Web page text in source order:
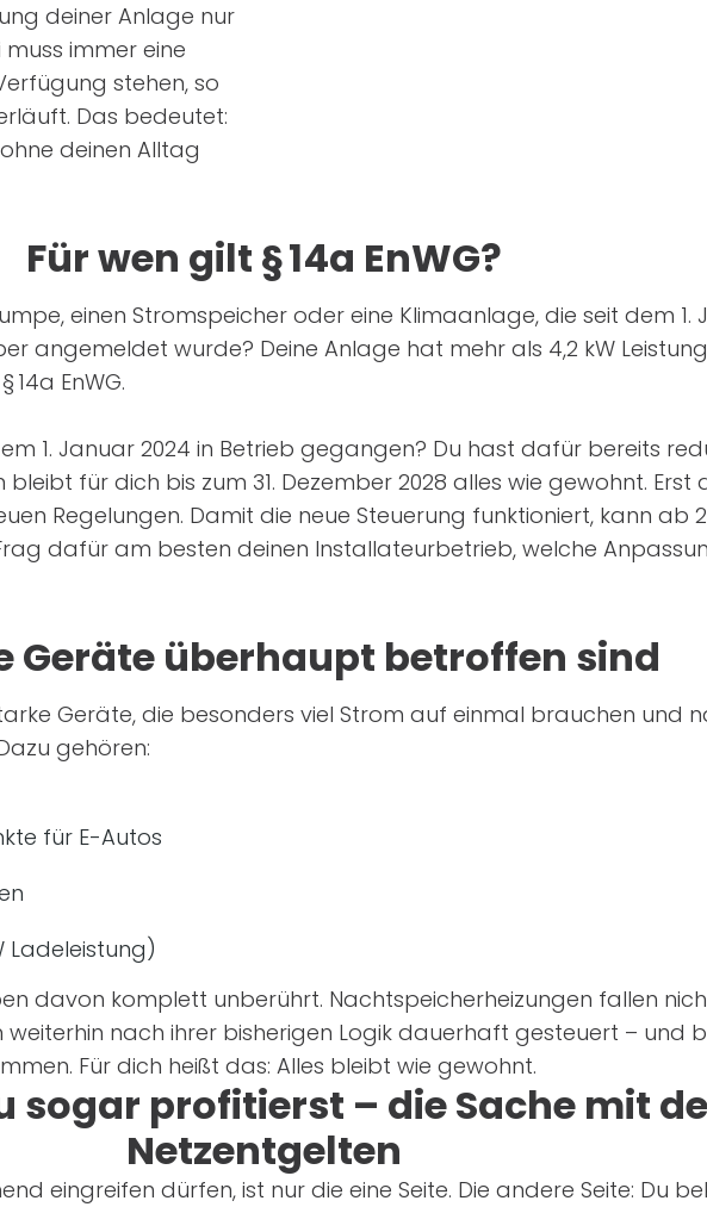
deiner Anlage nur
immer eine
stehen, so
Das bedeutet:
deinen Alltag
Für wen gilt § 14a EnWG?
einen Stromspeicher oder eine Klimaanlage, die seit dem 1.
angemeldet wurde? Deine Anlage hat mehr als 4,2 kW
EnWG.
1. Januar 2024 in Betrieb gegangen? Du hast dafür bereits
für dich bis zum 31. Dezember 2028 alles wie gewohnt. Erst
Regelungen. Damit die neue Steuerung funktioniert, kann ab
dafür am besten deinen Installateurbetrieb, welche
Geräte überhaupt betroffen sind
Geräte, die besonders viel Strom auf einmal brauchen und
gehören:
für E-Autos
Ladeleistung)
davon komplett unberührt. Nachtspeicherheizungen fallen
weiterhin nach ihrer bisherigen Logik dauerhaft gesteuert – und
Für dich heißt das: Alles bleibt wie gewohnt.
sogar profitierst – die Sache mit
Netzentgelten
eingreifen dürfen, ist nur die eine Seite. Die andere Seite: Du